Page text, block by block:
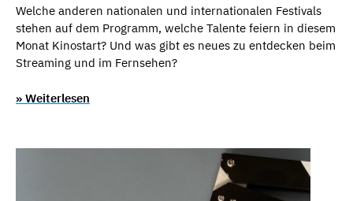
Welche anderen nationalen und internationalen Festivals
stehen auf dem Programm, welche Talente feiern in diesem
Monat Kinostart? Und was gibt es neues zu entdecken beim
Streaming und im Fernsehen?
» Weiterlesen